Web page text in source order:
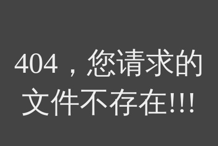
404，您请求的
文件不存在!!!